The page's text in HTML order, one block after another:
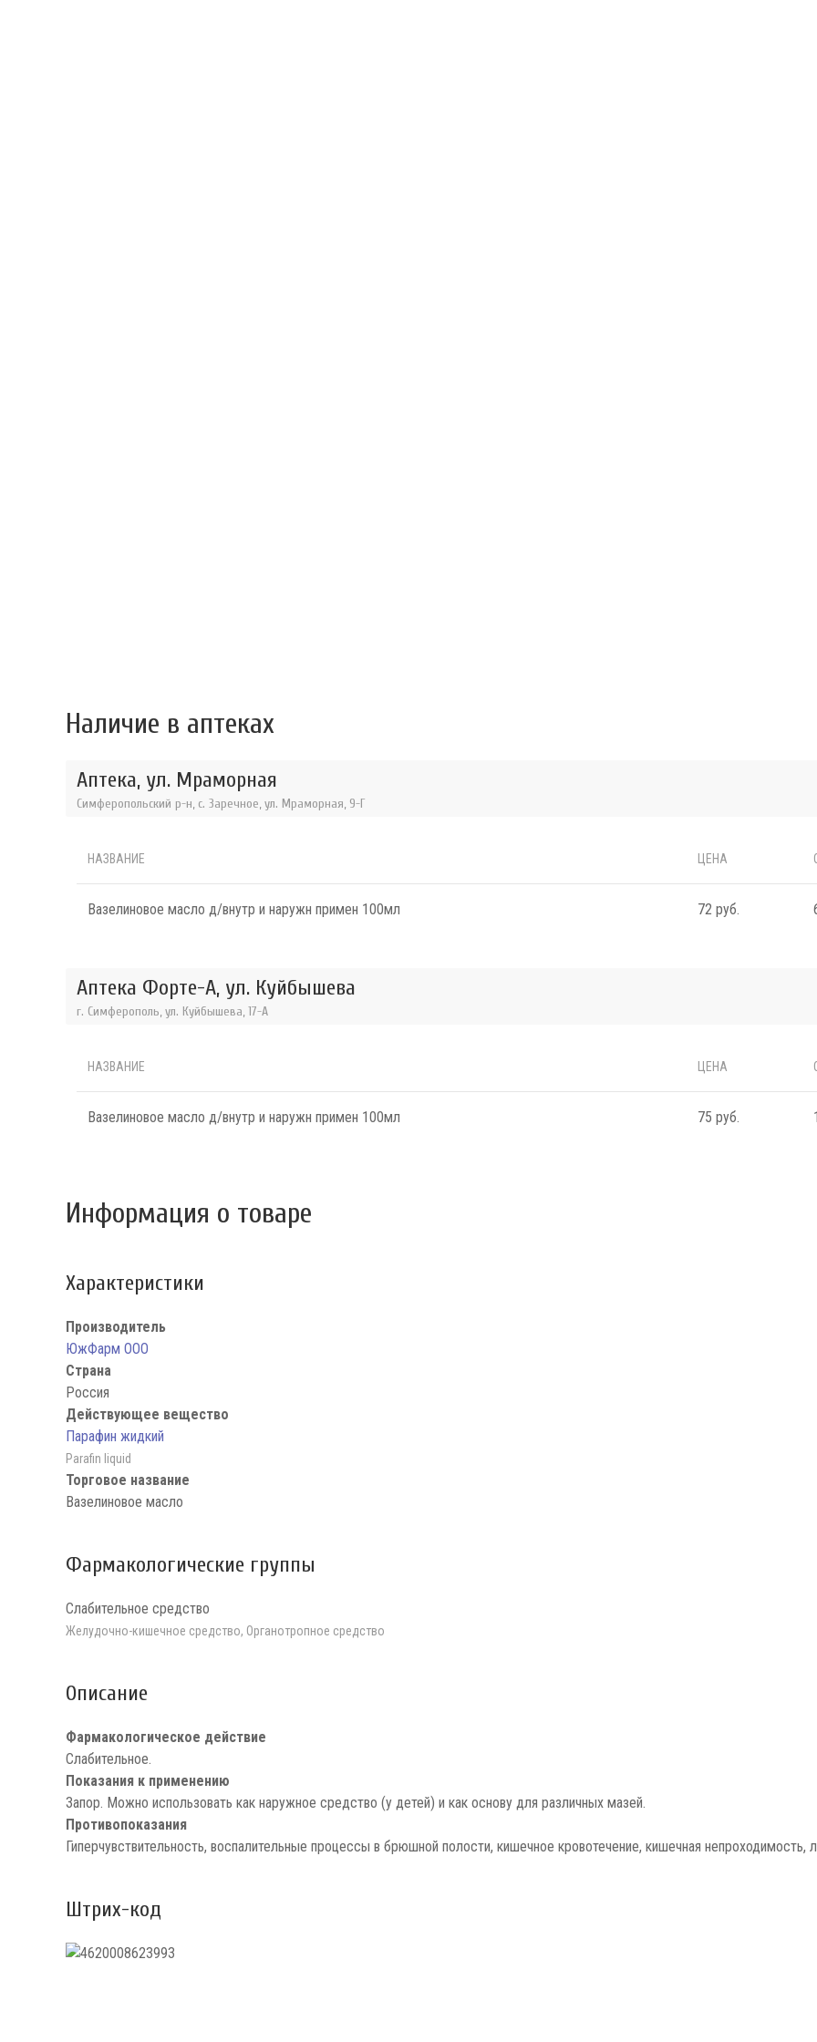
Наличие в аптеках
Аптека, ул. Мраморная
Симферопольский р-н, с. Заречное, ул. Мраморная, 9-Г
НАЗВАНИЕ ЦЕНА
Вазелиновое масло д/внутр и наружн примен 100мл 72 руб.
Аптека Форте-А, ул. Куйбышева
г. Симферополь, ул. Куйбышева, 17-А
НАЗВАНИЕ ЦЕНА
Вазелиновое масло д/внутр и наружн примен 100мл 75 руб.
Информация о товаре
Характеристики
Производитель
ЮжФарм ООО
Страна
Россия
Действующее вещество
Парафин жидкий
Parafin liquid
Торговое название
Вазелиновое масло
Фармакологические группы
Слабительное средство
Желудочно-кишечное средство, Органотропное средство
Описание
Фармакологическое действие
Слабительное.
Показания к применению
Запор. Можно использовать как наружное средство (у детей) и как основу для различных мазей.
Противопоказания
Гиперчувствительность, воспалительные процессы в брюшной полости, кишечное кровотечение, кишечная непроходимость,
Штрих-код